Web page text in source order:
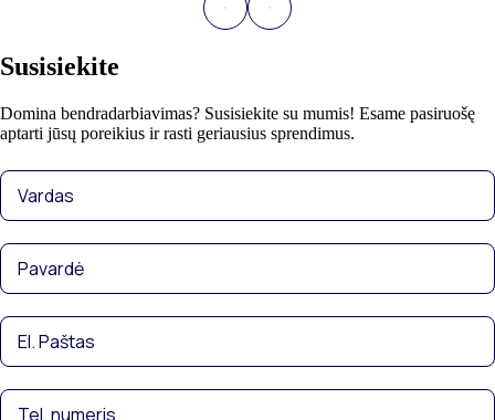
Susisiekite
Domina bendradarbiavimas? Susisiekite su mumis! Esame pasiruošę
aptarti jūsų poreikius ir rasti geriausius sprendimus.